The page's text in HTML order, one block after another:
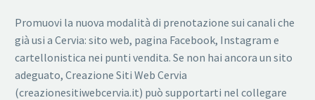
Promuovi la nuova modalità di prenotazione sui canali che
già usi a Cervia: sito web, pagina Facebook, Instagram e
cartellonistica nei punti vendita. Se non hai ancora un sito
adeguato, Creazione Siti Web Cervia
(creazionesitiwebcervia.it) può supportarti nel collegare